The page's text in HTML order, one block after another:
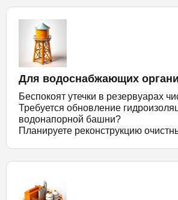
Для водоснабжающих
Беспокоят утечки в резервуарах
Требуется обновление
водонапорной башни?
Планируете реконструкцию